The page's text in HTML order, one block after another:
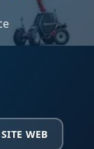
SITE WEB